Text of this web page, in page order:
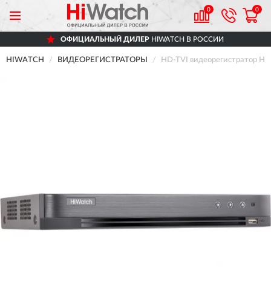
0 0
ОФИЦИАЛЬНЫЙ ДИЛЕРHIWATCH В РОССИИ
HIWATCH ВИДЕОРЕГИСТРАТОРЫ HD-TVI видеорегистратор